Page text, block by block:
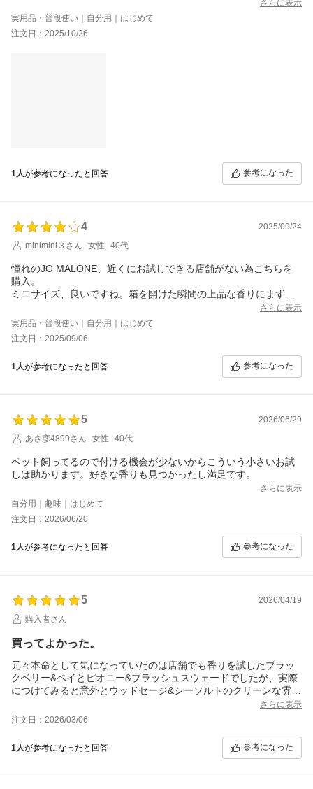
すいです。
さらに表示
実用品・普段使い｜自分用｜はじめて
注文日：2025/10/26
1人が参考になったと回答 参考になった
4
2025/09/24
minimini３さん
女性 40代
憧れのJO MALONE、近くにお試しできる店舗がない為こちらを
購入。
ミニサイズ、良いですね。箱を開けた瞬間の上品な香りにまず癒
好みはもちろん分かれますが、個人的にはピオニー、ウッドセー
ジ、イングリッシュペアが女性らしさやナチュラルさを感じ、気
に入りました。
ブラックベリーは少しスパイスを効かせた？かっこいいイメージ
がして、どちらかと言うと男性向きかなと思いました。
さらに表示
実用品・普段使い｜自分用｜はじめて
注文日：2025/09/06
1人が参考になったと回答 参考になった
5
2026/06/29
あさ彦4899さん
女性 40代
ペット飼ってるので付ける機会が少ないからこういう小さいお試
しは助かります。好きな香りも見つかったし満足です。
さらに表示
自分用｜趣味｜はじめて
注文日：2026/06/20
1人が参考になったと回答 参考になった
5
2026/04/19
購入者さん
買ってよかった。
元々本命として気になっていたのは店舗でも香りを試したブラッ
クベリー&ベイとピオニー&ブラッシュスウェードでしたが、実際
につけてみると意外とウッドセージ&シーソルトのクリーンな雰囲
気やワイルドブルーベルの生っぽい香りに惹かれました。
イングリッシュペアー&フリージアも周囲からの評判がいいです。
清潔感のある香り。
さらに表示
注文日：2026/03/06
1人が参考になったと回答 参考になった